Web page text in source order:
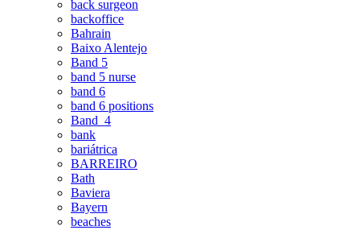
back surgeon
backoffice
Bahrain
Baixo Alentejo
Band 5
band 5 nurse
band 6
band 6 positions
Band_4
bank
bariátrica
BARREIRO
Bath
Baviera
Bayern
beaches